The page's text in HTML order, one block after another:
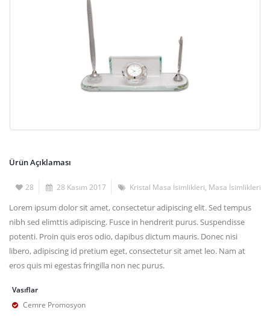
Ürün Açıklaması
28 28 Kasım 2017 Kristal Masa İsimlikleri Masa İsimlikleri
Lorem ipsum dolor sit amet, consectetur adipiscing elit. Sed tempus
nibh sed elimttis adipiscing. Fusce in hendrerit purus. Suspendisse
potenti. Proin quis eros odio, dapibus dictum mauris. Donec nisi
libero, adipiscing id pretium eget, consectetur sit amet leo. Nam at
eros quis mi egestas fringilla non nec purus.
Vasıflar
Cemre Promosyon